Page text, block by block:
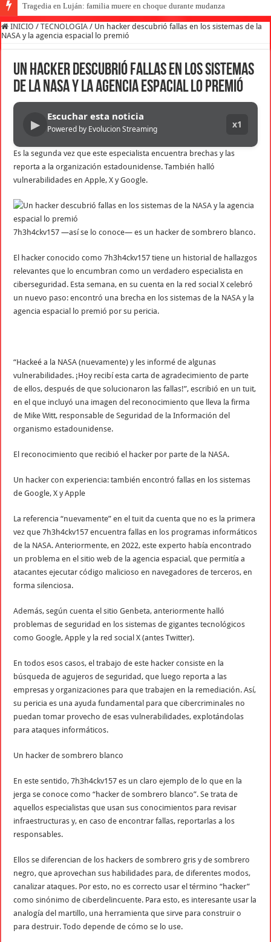
Tragedia en Luján: familia muere en choque durante mudanza
INICIO / TECNOLOGIA / Un hacker descubrió fallas en los sistemas de la
NASA y la agencia espacial lo premió
Un hacker descubrió fallas en los sistemas
de la NASA y la agencia espacial lo premió
▶
Escuchar esta noticia
Powered by Evolucion Streaming x1
Es la segunda vez que este especialista encuentra brechas y las
reporta a la organización estadounidense. También halló
vulnerabilidades en Apple, X y Google.
7h3h4ckv157 —así se lo conoce— es un hacker de sombrero blanco.
El hacker conocido como 7h3h4ckv157 tiene un historial de hallazgos
relevantes que lo encumbran como un verdadero especialista en
ciberseguridad. Esta semana, en su cuenta en la red social X celebró
un nuevo paso: encontró una brecha en los sistemas de la NASA y la
agencia espacial lo premió por su pericia.
“Hackeé a la NASA (nuevamente) y les informé de algunas
vulnerabilidades. ¡Hoy recibí esta carta de agradecimiento de parte
de ellos, después de que solucionaron las fallas!”, escribió en un tuit,
en el que incluyó una imagen del reconocimiento que lleva la firma
de Mike Witt, responsable de Seguridad de la Información del
organismo estadounidense.
El reconocimiento que recibió el hacker por parte de la NASA.
Un hacker con experiencia: también encontró fallas en los sistemas
de Google, X y Apple
La referencia “nuevamente” en el tuit da cuenta que no es la primera
vez que 7h3h4ckv157 encuentra fallas en los programas informáticos
de la NASA. Anteriormente, en 2022, este experto había encontrado
un problema en el sitio web de la agencia espacial, que permitía a
atacantes ejecutar código malicioso en navegadores de terceros, en
forma silenciosa.
Además, según cuenta el sitio Genbeta, anteriormente halló
problemas de seguridad en los sistemas de gigantes tecnológicos
como Google, Apple y la red social X (antes Twitter).
En todos esos casos, el trabajo de este hacker consiste en la
búsqueda de agujeros de seguridad, que luego reporta a las
empresas y organizaciones para que trabajen en la remediación. Así,
su pericia es una ayuda fundamental para que cibercriminales no
puedan tomar provecho de esas vulnerabilidades, explotándolas
para ataques informáticos.
Un hacker de sombrero blanco
En este sentido, 7h3h4ckv157 es un claro ejemplo de lo que en la
jerga se conoce como “hacker de sombrero blanco”. Se trata de
aquellos especialistas que usan sus conocimientos para revisar
infraestructuras y, en caso de encontrar fallas, reportarlas a los
responsables.
Ellos se diferencian de los hackers de sombrero gris y de sombrero
negro, que aprovechan sus habilidades para, de diferentes modos,
canalizar ataques. Por esto, no es correcto usar el término “hacker”
como sinónimo de ciberdelincuente. Para esto, es interesante usar la
analogía del martillo, una herramienta que sirve para construir o
para destruir. Todo depende de cómo se lo use.